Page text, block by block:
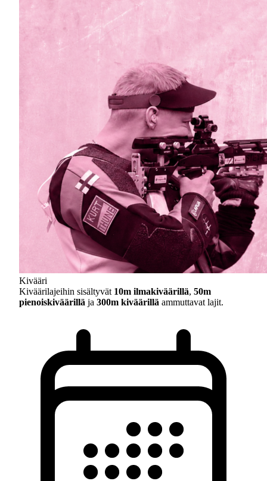
Kivääri
Kiväärilajeihin sisältyvät 10m ilmakiväärillä, 50m
pienoiskiväärillä ja 300m kiväärillä ammuttavat lajit.